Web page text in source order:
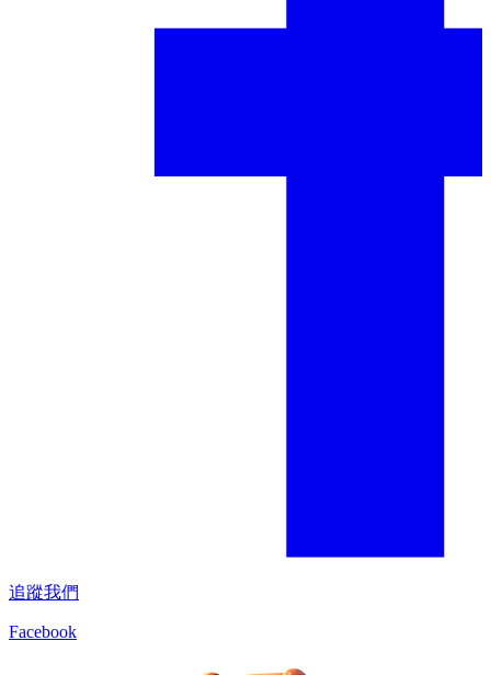
追蹤我們
Facebook